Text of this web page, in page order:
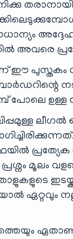
അവരെ
ഈ പുസ്തകം
പോലെ
പ്രത്യേക
പ്രശ്നം മൂലം
ഏതാണ്ട്